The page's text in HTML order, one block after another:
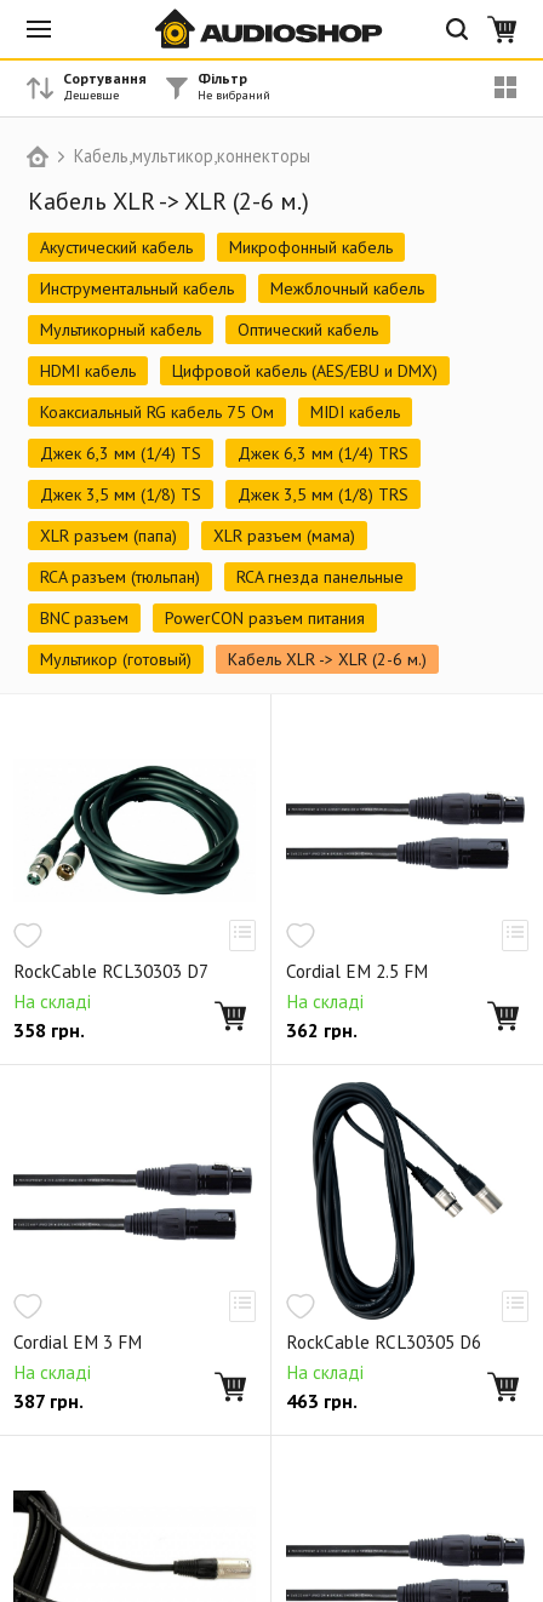
Кабель,мультикор,коннекторы
Кабель XLR -> XLR (2-6 м.)
Акустический кабель
Микрофонный кабель
Инструментальный кабель
Межблочный кабель
Мультикорный кабель
Оптический кабель
HDMI кабель
Цифровой кабель (AES/EBU и DMX)
Коаксиальный RG кабель 75 Ом
MIDI кабель
Джек 6,3 мм (1/4) TS
Джек 6,3 мм (1/4) TRS
Джек 3,5 мм (1/8) TS
Джек 3,5 мм (1/8) TRS
XLR разъем (папа)
XLR разъем (мама)
RCA разъем (тюльпан)
RCA гнезда панельные
BNC разъем
PowerCON разъем питания
Мультикор (готовый)
Кабель XLR -> XLR (2-6 м.)
RockCable RCL30303 D7
На складі
358 грн.
Cordial EM 2.5 FM
На складі
362 грн.
Cordial EM 3 FM
На складі
387 грн.
RockCable RCL30305 D6
На складі
463 грн.
Сортування Фільтр